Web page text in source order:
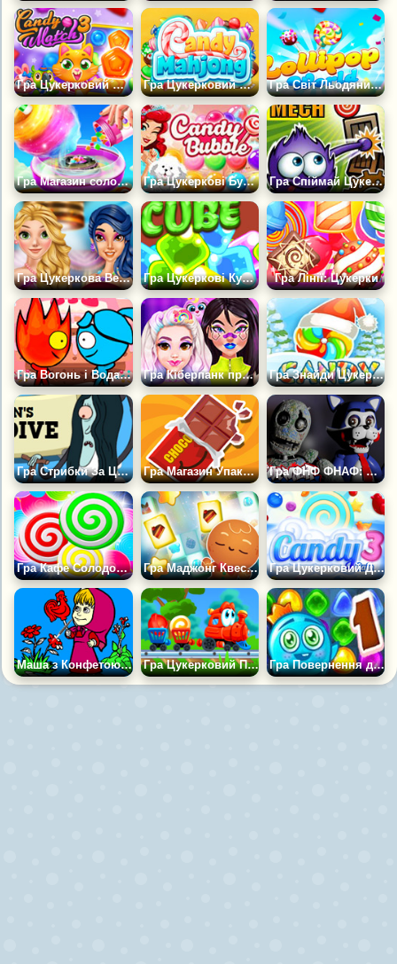
Гра Цукерковий Матч-3 Гра Цукерковий Маджонг 2 Гра Світ Льодяників
Гра Магазин солодкої вати Гра Цукеркові Бульбашки Гра Спіймай Цукерку: Механіка
Гра Цукеркова Вечірка Принцес Гра Цукеркові Кубики Гра Лінії: Цукерки
Гра Вогонь і Вода: Світ Цукерок Гра Кіберпанк проти Цукеркової моди Гра Знайди Цукерку: Зима
Гра Стрибки За Цукерками Гра Магазин Упаковки Цукерок Гра ФНФ ФНАФ: Світ Кенді
Гра Кафе Солодощів Гра Маджонг Квест: Пригоди в Країні Солодощів Гра Цукерковий Дощ 3
Маша з Конфетою - Розмальовка Гра Цукерковий Поїзд Гра Повернення до Країни Цукерок 1